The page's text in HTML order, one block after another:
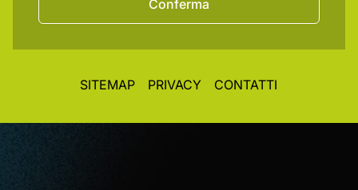
Conferma
SITEMAP PRIVACY CONTATTI